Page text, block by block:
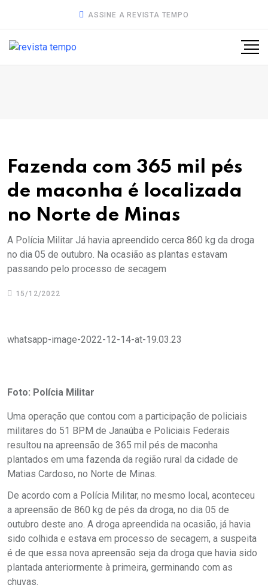
ASSINE A REVISTA TEMPO
Fazenda com 365 mil pés
de maconha é localizada
no Norte de Minas
A Polícia Militar Já havia apreendido cerca 860 kg da droga
no dia 05 de outubro. Na ocasião as plantas estavam
passando pelo processo de secagem
15/12/2022
whatsapp-image-2022-12-14-at-19.03.23
Foto: Polícia Militar
Uma operação que contou com a participação de policiais
militares do 51 BPM de Janaúba e Policiais Federais
resultou na apreensão de 365 mil pés de maconha
plantados em uma fazenda da região rural da cidade de
Matias Cardoso, no Norte de Minas.
De acordo com a Polícia Militar, no mesmo local, aconteceu
a apreensão de 860 kg de pés da droga, no dia 05 de
outubro deste ano. A droga apreendida na ocasião, já havia
sido colhida e estava em processo de secagem, a suspeita
é de que essa nova apreensão seja da droga que havia sido
plantada anteriormente à primeira, germinando com as
chuvas.